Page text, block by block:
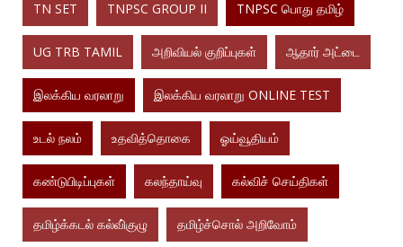
TN SET TNPSC GROUP II TNPSC பொது தமிழ்
UG TRB TAMIL அறிவியல் குறிப்புகள் ஆதார் அட்டை
இலக்கிய வரலாறு இலக்கிய வரலாறு ONLINE TEST
உடல் நலம் உதவித்தொகை ஓய்வூதியம்
கண்டுபிடிப்புகள் கலந்தாய்வு கல்விச் செய்திகள்
தமிழ்க்கடல் கல்வி்குழு தமிழ்ச்சொல் அறிவோம்